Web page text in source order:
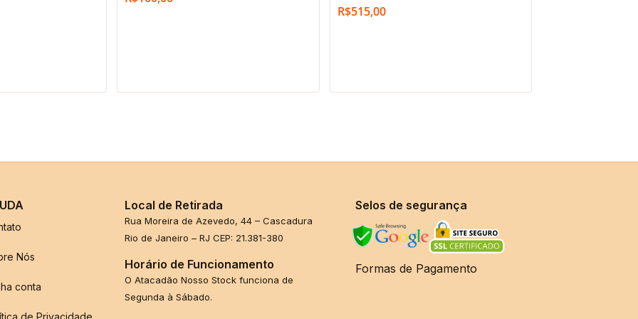
R$515,00
Nós
conta
de Privacidade
Local de Retirada
Rua Moreira de Azevedo, 44 – Cascadura
Rio de Janeiro – RJ CEP: 21.381-380
Horário de Funcionamento
O Atacadão Nosso Stock funciona de
Segunda à Sábado.
Selos de segurança
Formas de Pagamento